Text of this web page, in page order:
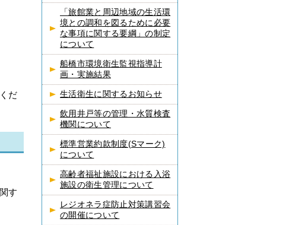
だ
す
「旅館業と周辺地域の生活環
境との調和を図るために必要
な事項に関する要綱」の制定
について
船橋市環境衛生監視指導計
画・実施結果
生活衛生に関するお知らせ
飲用井戸等の管理・水質検査
機関について
標準営業約款制度(Sマーク)
について
高齢者福祉施設における入浴
施設の衛生管理について
レジオネラ症防止対策講習会
の開催について